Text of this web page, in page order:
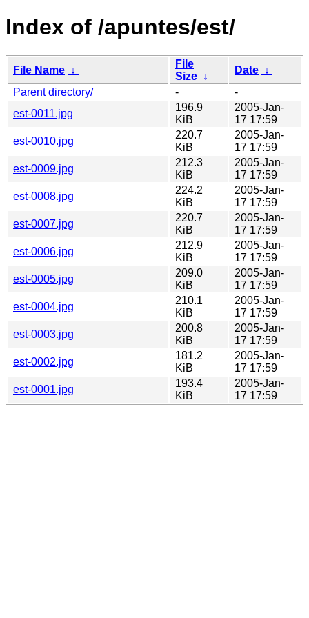
Index of /apuntes/est/
File Name ↓
File
Size ↓
Date ↓
Parent directory/
-
-
est-0011.jpg
196.9
KiB
2005-Jan-
17 17:59
est-0010.jpg
220.7
KiB
2005-Jan-
17 17:59
est-0009.jpg
212.3
KiB
2005-Jan-
17 17:59
est-0008.jpg
224.2
KiB
2005-Jan-
17 17:59
est-0007.jpg
220.7
KiB
2005-Jan-
17 17:59
est-0006.jpg
212.9
KiB
2005-Jan-
17 17:59
est-0005.jpg
209.0
KiB
2005-Jan-
17 17:59
est-0004.jpg
210.1
KiB
2005-Jan-
17 17:59
est-0003.jpg
200.8
KiB
2005-Jan-
17 17:59
est-0002.jpg
181.2
KiB
2005-Jan-
17 17:59
est-0001.jpg
193.4
KiB
2005-Jan-
17 17:59